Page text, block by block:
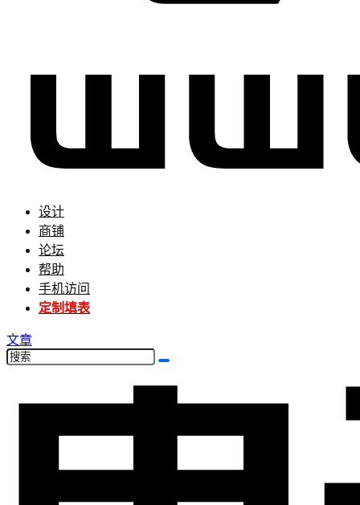
设计
商铺
论坛
帮助
手机访问
定制填表
文章